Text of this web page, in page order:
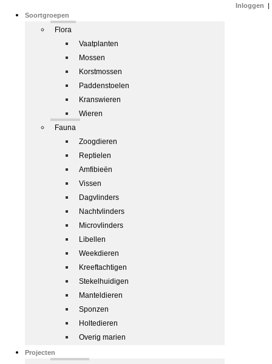
Soortgroepen
Flora
Vaatplanten
Mossen
Korstmossen
Paddenstoelen
Kranswieren
Wieren
Fauna
Zoogdieren
Reptielen
Amfibieën
Vissen
Dagvlinders
Nachtvlinders
Microvlinders
Libellen
Weekdieren
Kreeftachtigen
Stekelhuidigen
Manteldieren
Sponzen
Holtedieren
Overig marien
Projecten
Inloggen |